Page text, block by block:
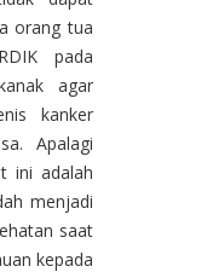
orang tua
pada
agar
kanker
Apalagi
ini adalah
menjadi
saat
kepada